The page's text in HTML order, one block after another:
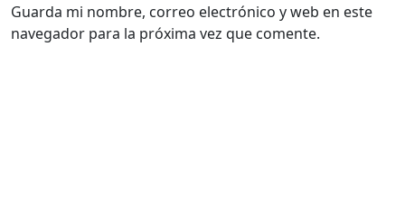
Guarda mi nombre, correo electrónico y web en este
navegador para la próxima vez que comente.